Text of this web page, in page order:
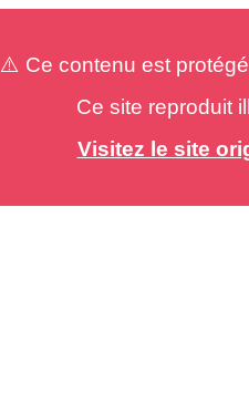
⚠️ Ce contenu est
Ce site reproduit
Visitez le site